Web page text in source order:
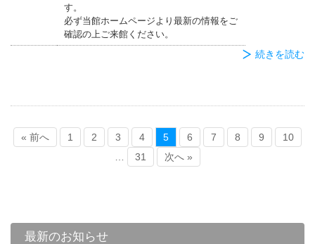
す。
必ず当館ホームページより最新の情報をご
確認の上ご来館ください。
続きを読む
« 前へ 1 2 3 4 5 6 7 8 9
10
31 次へ »
最新のお知らせ